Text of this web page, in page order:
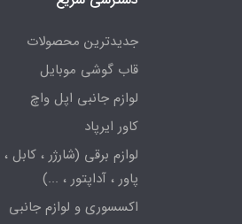
جدیدترین محصولات
قاب گوشی موبایل
لوازم جانبی اپل واچ
کاور ایرپاد
لوازم برقی (شارژر ، کابل ،
پاور ، آداپتور ، ...)
اکسسوری و لوازم جانبی